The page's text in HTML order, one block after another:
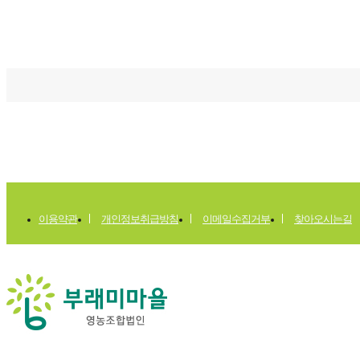
이용약관 개인정보취급방침 이메일수집거부 찾아오시는길